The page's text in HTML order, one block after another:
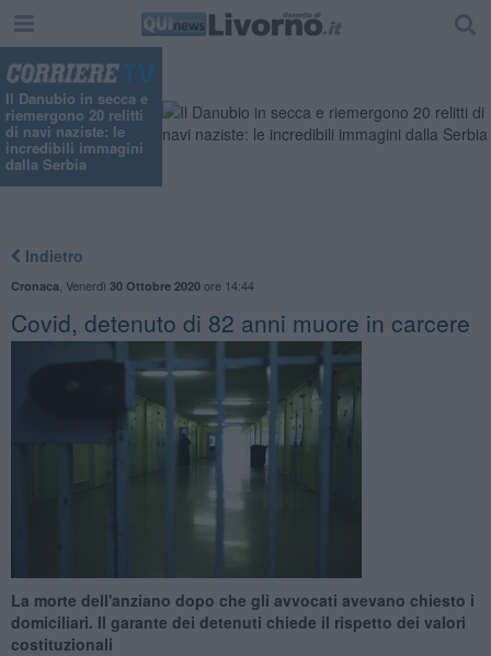
Il Danubio in secca e
riemergono 20 relitti
di navi naziste: le
incredibili immagini
dalla Serbia
Indietro
Cronaca Venerdì 30 Ottobre 2020ore 14:44
Covid, detenuto di 82 anni muore in carcere
La morte dell'anziano dopo che gli avvocati avevano chiesto i
domiciliari. Il garante dei detenuti chiede il rispetto dei valori
costituzionali